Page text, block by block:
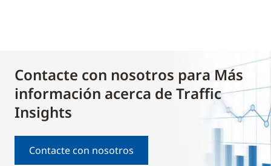
Contacte con nosotros para Más
información acerca de Traffic
Insights
Contacte con nosotros